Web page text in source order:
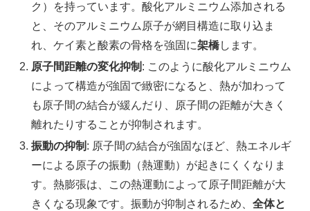
ク）を持っています。酸化アルミニウム添加される
と、そのアルミニウム原子が網目構造に取り込ま
れ、ケイ素と酸素の骨格を強固に架橋します。
原子間距離の変化抑制 : このように酸化アルミニウム
によって構造が強固で緻密になると、熱が加わって
も原子間の結合が緩んだり、原子間の距離が大きく
離れたりすることが抑制されます。
振動の抑制 : 原子間の結合が強固なほど、熱エネルギ
ーによる原子の振動（熱運動）が起きにくくなりま
す。熱膨張は、この熱運動によって原子間距離が大
きくなる現象です。振動が抑制されるため、全体と